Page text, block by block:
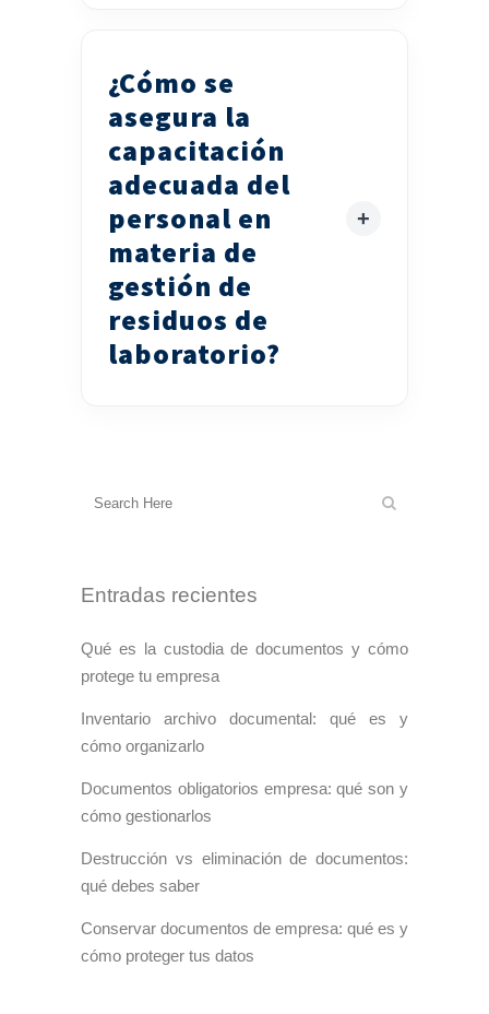
¿Cómo se
asegura la
capacitación
adecuada del
personal en
materia de
gestión de
residuos de
laboratorio?
Entradas recientes
Qué es la custodia de documentos y cómo
protege tu empresa
Inventario archivo documental: qué es y
cómo organizarlo
Documentos obligatorios empresa: qué son y
cómo gestionarlos
Destrucción vs eliminación de documentos:
qué debes saber
Conservar documentos de empresa: qué es y
cómo proteger tus datos